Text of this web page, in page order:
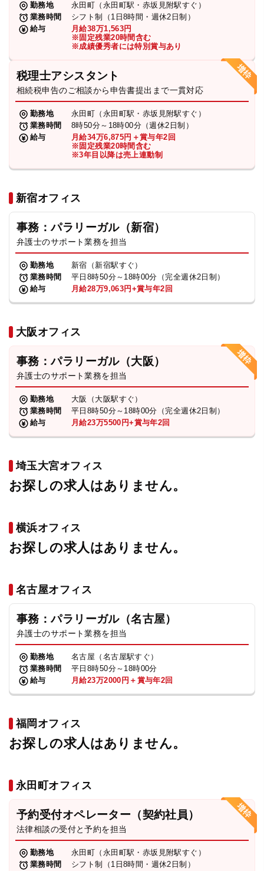
勤務地
永田町（永田町駅・赤坂見附駅すぐ）
業務時間
シフト制（1日8時間・週休2日制）
給与
月給38万1,563円
※固定残業20時間含む
※成績優秀者には特別賞与あり
税理士アシスタント
相続税申告のご相談から申告書提出まで一貫対応
勤務地
永田町（永田町駅・赤坂見附駅すぐ）
業務時間
8時50分～18時00分（週休2日制）
給与
月給34万6,875円＋賞与年2回
※固定残業20時間含む
※3年目以降は売上連動制
新宿オフィス
事務：パラリーガル（新宿）
弁護士のサポート業務を担当
勤務地
新宿（新宿駅すぐ）
業務時間
平日8時50分～18時00分（完全週休2日制）
給与
月給28万9,063円+賞与年2回
大阪オフィス
事務：パラリーガル（大阪）
弁護士のサポート業務を担当
勤務地
大阪（大阪駅すぐ）
業務時間
平日8時50分～18時00分（完全週休2日制）
給与
月給23万5500円+賞与年2回
埼玉大宮オフィス
お探しの求人はありません。
横浜オフィス
お探しの求人はありません。
名古屋オフィス
事務：パラリーガル（名古屋）
弁護士のサポート業務を担当
勤務地
名古屋（名古屋駅すぐ）
業務時間
平日8時50分～18時00分
給与
月給23万2000円＋賞与年2回
福岡オフィス
お探しの求人はありません。
永田町オフィス
予約受付オペレーター（契約社員）
法律相談の受付と予約を担当
勤務地
永田町（永田町駅・赤坂見附駅すぐ）
業務時間
シフト制（1日8時間・週休2日制）
相談先情報サイト
プライバシーポリシー
TikTok受賞 定義集 動画集